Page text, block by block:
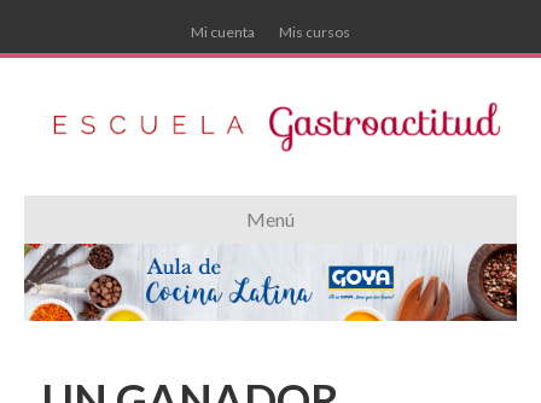
Mi cuenta Mis cursos
Menú